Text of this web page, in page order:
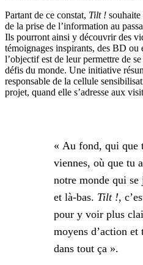
Partant de ce constat, Tilt ! souhaite
de la prise de l’information au
Ils pourront ainsi y découvrir des
témoignages inspirants, des BD ou
l’objectif est de leur permettre de
défis du monde. Une initiative
responsable de la cellule
projet, quand elle s’adresse aux
« Au fond, qui que
viennes, où que tu
notre monde qui
et là-bas. Tilt !,
pour y voir plus
moyens d’action et
dans tout ça ».